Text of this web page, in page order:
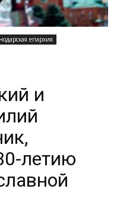
епархия
и
летию